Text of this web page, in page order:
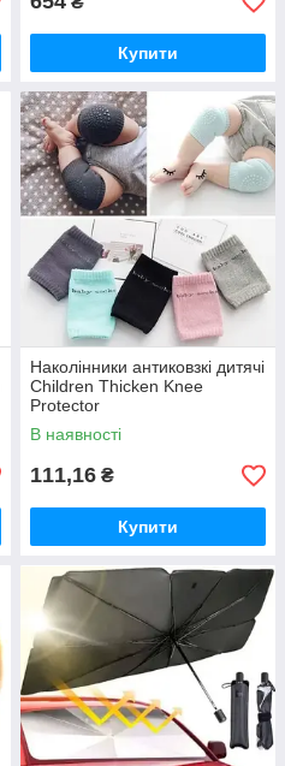
Купити
Наколінники антиковзкі дитячі
Children Thicken Knee
Protector
В наявності
111,16 ₴
Купити